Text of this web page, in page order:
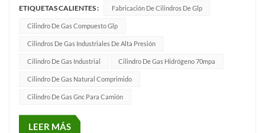
(GNC-1, GNC-2, GNC-3, GNC-4), conjuntos de cilindros de
GNC, conjuntos de bastidores de GNC y sistemas de
suministro de...
ETIQUETAS CALIENTES : Fabricación De Cilindros De Glp
Cilindro De Gas Compuesto Glp
Cilindros De Gas Industriales De Alta Presión
Cilindro De Gas Industrial Cilindro De Gas Hidrógeno 70mpa
Cilindro De Gas Natural Comprimido
Cilindro De Gas Gnc Para Camión
LEER MÁS